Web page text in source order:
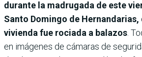
durante la madrugada de este
Santo Domingo de Hernandarias,
vivienda fue rociada a balazos.
en imágenes de cámaras de